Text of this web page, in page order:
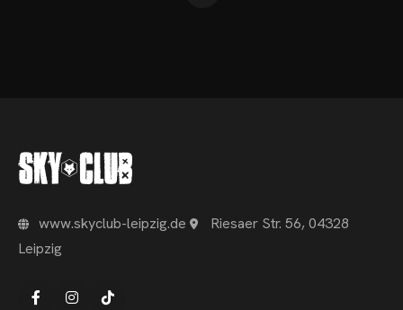
www.skyclub-leipzig.de
Riesaer Str. 56, 04328
Leipzig